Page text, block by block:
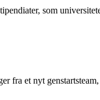
som
fra et nyt